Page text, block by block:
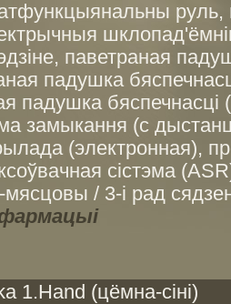
руль,
паветраная
падушка
падушка бяспечнасці
замыкання (с
(электронная),
сістэма
/ 3-і рад
1.Hand (цёмна-сіні)